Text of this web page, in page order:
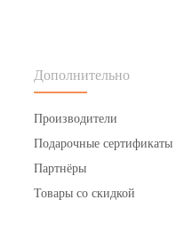
Дополнительно
Производители
Подарочные сертификаты
Партнёры
Товары со скидкой